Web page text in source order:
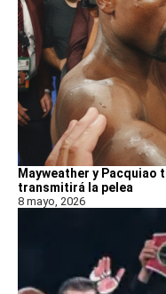
Mayweather y
transmitirá la pelea
8 mayo, 2026